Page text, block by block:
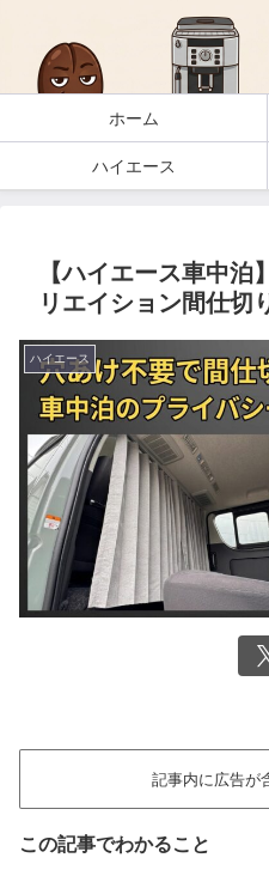
ホーム
ハイエース
【ハイエース車中泊
リエイション間仕切
ハイエース
記事内に広告が
この記事でわかること